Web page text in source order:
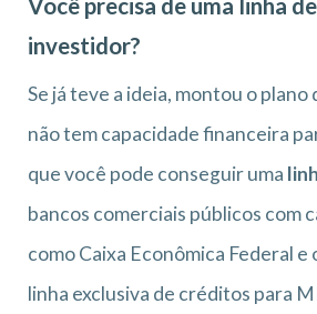
Você precisa de uma linha
investidor?
Se já teve a ideia, montou o plano
não tem capacidade financeira
que você pode conseguir uma
bancos comerciais públicos com
como Caixa Econômica Federal e
linha exclusiva de créditos para